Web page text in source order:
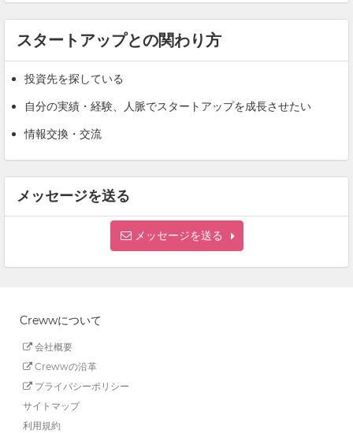
スタートアップとの関わり方
投資先を探している
自分の実績・経験、人脈でスタートアップを成長させたい
情報交換・交流
メッセージを送る
メッセージを送る
Crewwについて
会社概要
Crewwの沿革
プライバシーポリシー
サイトマップ
利用規約